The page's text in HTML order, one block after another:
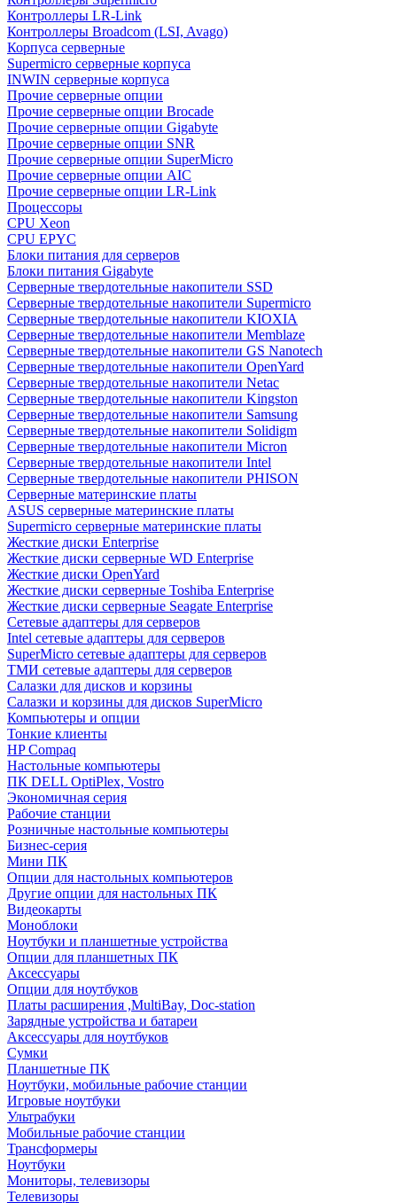
Контроллеры LR-Link
Контроллеры Broadcom (LSI, Avago)
Корпуса серверные
Supermicro серверные корпуса
INWIN серверные корпуса
Прочие серверные опции
Прочие серверные опции Brocade
Прочие серверные опции Gigabyte
Прочие серверные опции SNR
Прочие серверные опции SuperMicro
Прочие серверные опции AIC
Прочие серверные опции LR-Link
Процессоры
CPU Xeon
CPU EPYC
Блоки питания для серверов
Блоки питания Gigabyte
Серверные твердотельные накопители SSD
Cерверные твердотельные накопители Supermicro
Cерверные твердотельные накопители KIOXIA
Cерверные твердотельные накопители Memblaze
Cерверные твердотельные накопители GS Nanotech
Серверные твердотельные накопители OpenYard
Серверные твердотельные накопители Netac
Cерверные твердотельные накопители Kingston
Cерверные твердотельные накопители Samsung
Cерверные твердотельные накопители Solidigm
Cерверные твердотельные накопители Micron
Cерверные твердотельные накопители Intel
Cерверные твердотельные накопители PHISON
Серверные материнские платы
ASUS серверные материнские платы
Supermicro серверные материнские платы
Жесткие диски Enterprise
Жесткие диски серверные WD Enterprise
Жесткие диски OpenYard
Жесткие диски серверные Toshiba Enterprise
Жесткие диски серверные Seagate Enterprise
Сетевые адаптеры для серверов
Intel сетевые адаптеры для серверов
SuperMicro сетевые адаптеры для серверов
ТМИ сетевые адаптеры для серверов
Салазки для дисков и корзины
Салазки и корзины для дисков SuperMicro
Компьютеры и опции
Тонкие клиенты
HP Compaq
Настольные компьютеры
ПК DELL OptiPlex, Vostro
Экономичная серия
Рабочие станции
Розничные настольные компьютеры
Бизнес-серия
Мини ПК
Опции для настольных компьютеров
Другие опции для настольных ПК
Видеокарты
Моноблоки
Ноутбуки и планшетные устройства
Опции для планшетных ПК
Аксессуары
Опции для ноутбуков
Платы расширения ,MultiBay, Doc-station
Зарядные устройства и батареи
Аксессуары для ноутбуков
Сумки
Планшетные ПК
Ноутбуки, мобильные рабочие станции
Игровые ноутбуки
Ультрабуки
Мобильные рабочие станции
Трансформеры
Ноутбуки
Мониторы, телевизоры
Телевизоры